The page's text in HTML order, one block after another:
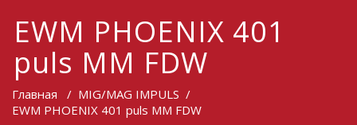
EWM PHOENIX 401
puls MM FDW
Главная / MIG/MAG IMPULS /
EWM PHOENIX 401 puls MM FDW